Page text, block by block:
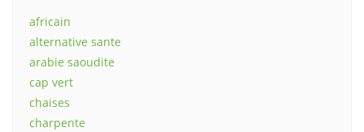
africain
alternative sante
arabie saoudite
cap vert
chaises
charpente